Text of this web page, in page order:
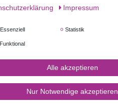
Salz
0g
Impressum
Essenziell Statistik
Funktional
Alle akzeptieren
Nur Notwendige akzeptieren